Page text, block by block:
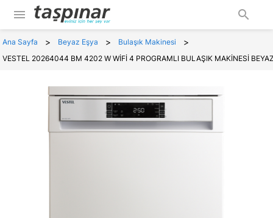
menu search
Ana Sayfa > Beyaz Eşya > Bulaşık Makinesi >
VESTEL 20264044 BM 4202 W WİFİ 4 PROGRAMLI BULAŞIK MAKİNESİ